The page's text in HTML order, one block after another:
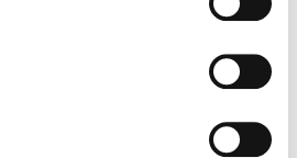
Sie uns kontaktieren können
Daten verarbeiten.
Bericht zum Refactoring von IaC
und Systeme. Wir zeigen